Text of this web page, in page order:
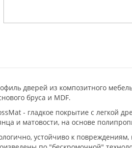
дверей из композитного
бруса и MDF.
- гладкое покрытие с легкой
и матовости, на основе
устойчиво к